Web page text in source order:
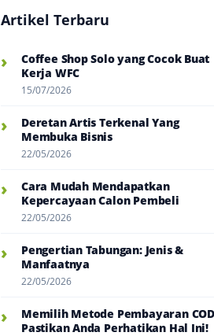
Artikel Terbaru
›
Coffee Shop Solo yang Cocok Buat
Kerja WFC
15/07/2026
›
Deretan Artis Terkenal Yang
Membuka Bisnis
22/05/2026
›
Cara Mudah Mendapatkan
Kepercayaan Calon Pembeli
22/05/2026
›
Pengertian Tabungan: Jenis &
Manfaatnya
22/05/2026
›
Memilih Metode Pembayaran
Pastikan Anda Perhatikan Hal Ini!